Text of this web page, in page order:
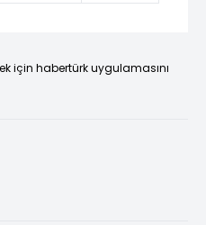
için habertürk uygulamasını